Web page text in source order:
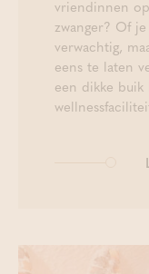
vriendinnen
zwanger? Of
verwachtig,
eens te laten
een dikke